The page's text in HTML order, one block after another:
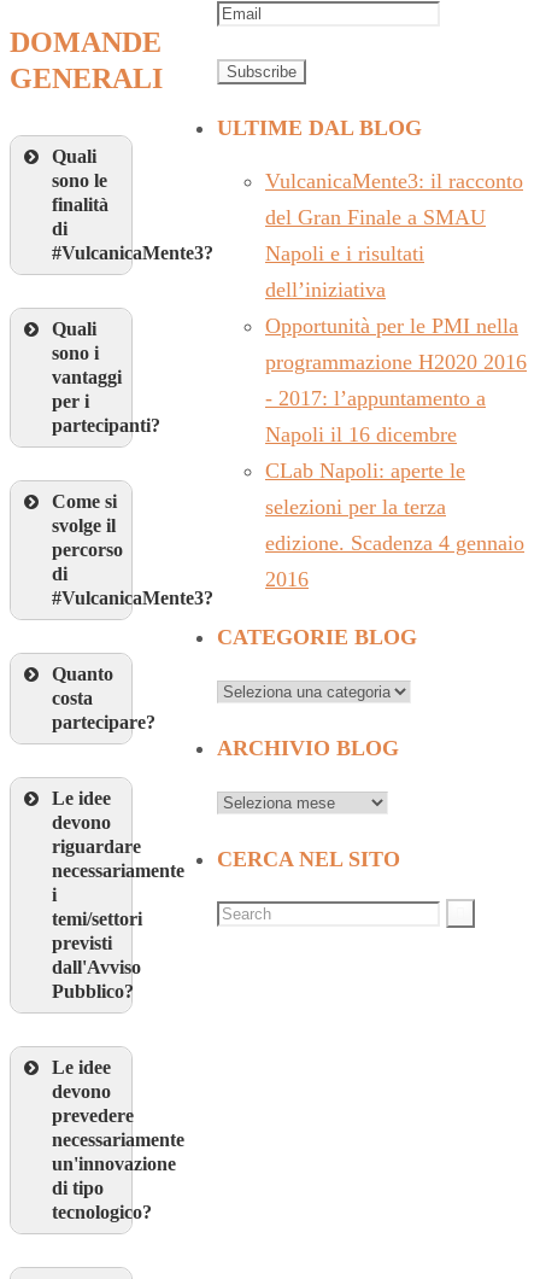
DOMANDE
GENERALI
Quali
sono le
finalità
di
#VulcanicaMente3?
Quali
sono i
vantaggi
per i
partecipanti?
Come si
svolge il
percorso
di
#VulcanicaMente3?
Quanto
costa
partecipare?
Le idee
devono
riguardare
necessariamente
i
temi/settori
previsti
dall'Avviso
Pubblico?
Le idee
devono
prevedere
necessariamente
un'innovazione
di tipo
tecnologico?
ULTIME DAL BLOG
VulcanicaMente3: il racconto
del Gran Finale a SMAU
Napoli e i risultati
dell’iniziativa
Opportunità per le PMI nella
programmazione H2020 2016
- 2017: l’appuntamento a
Napoli il 16 dicembre
CLab Napoli: aperte le
selezioni per la terza
edizione. Scadenza 4 gennaio
2016
CATEGORIE BLOG
ARCHIVIO BLOG
CERCA NEL SITO